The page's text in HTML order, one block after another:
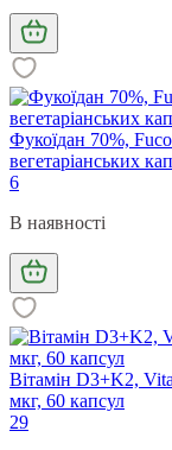
Фукоїдан 70%,
вегетаріанських
6
В наявності
Вітамін D3+K2,
мкг, 60 капсул
29